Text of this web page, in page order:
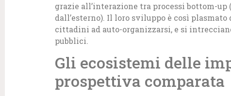
grazie all’interazione tra processi bottom-
dall’esterno). Il loro sviluppo è così
cittadini ad auto-organizzarsi, e si
pubblici.
Gli ecosistemi delle
prospettiva comparata